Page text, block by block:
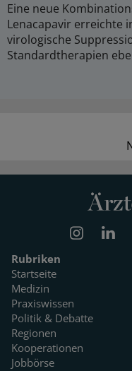
Eine neue
Lenacapavir erreichte
virologische
Standardtherapien
Rubriken
Startseite
Medizin
Praxiswissen
Politik & Debatte
Regionen
Kooperationen
Jobbörse